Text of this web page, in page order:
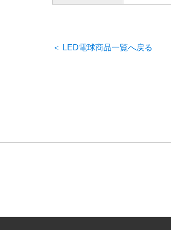
＜ LED電球商品一覧へ戻る